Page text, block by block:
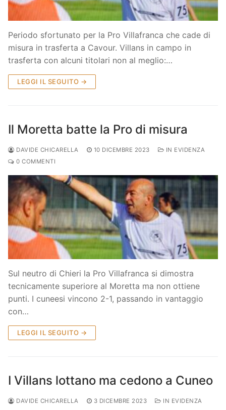
Periodo sfortunato per la Pro Villafranca che cade di
misura in trasferta a Cavour. Villans in campo in
trasferta con alcuni titolari non al meglio:…
LEGGI IL SEGUITO →
Il Moretta batte la Pro di misura
DAVIDE CHICARELLA 10 DICEMBRE 2023
IN EVIDENZA
0 COMMENTI
Sul neutro di Chieri la Pro Villafranca si dimostra
tecnicamente superiore al Moretta ma non ottiene
punti. I cuneesi vincono 2-1, passando in vantaggio
con…
LEGGI IL SEGUITO →
I Villans lottano ma cedono a Cuneo
DAVIDE CHICARELLA 3 DICEMBRE 2023
IN EVIDENZA